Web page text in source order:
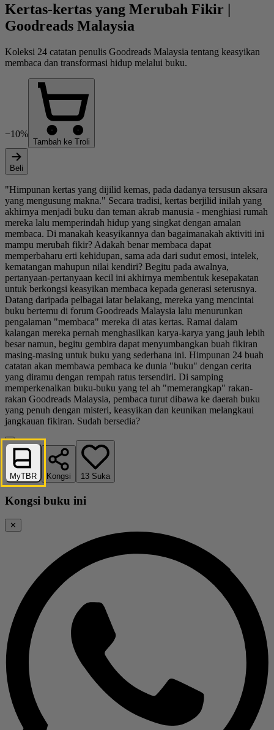
Kertas-kertas yang Merubah Fikir |
Goodreads Malaysia
Koleksi 24 catatan penulis Goodreads Malaysia tentang keasyikan
membaca dan transformasi hidup melalui buku.
−10%
Tambah ke Troli
Beli
"Himpunan kertas yang dijilid kemas, pada dadanya tersusun aksara
yang mengusung makna." Secara tradisi, kertas berjilid inilah yang
akhirnya menjadi buku dan teman akrab manusia - menghiasi rumah
mereka lalu memperindah hidup yang singkat dengan amalan
membaca. Di manakah keasyikannya dan bagaimanakah aktiviti ini
mampu merubah fikir? Adakah benar membaca dapat
memperbaharu erti kehidupan, sama ada dari sudut emosi, intelek,
kematangan mahupun nilai kendiri? Begitu pada awalnya,
pertanyaan-pertanyaan kecil ini akhirnya membentuk kesepakatan
untuk berkongsi keasyikan membaca kepada generasi seterusnya.
Datang daripada pelbagai latar belakang, mereka yang mencintai
buku bertemu di forum Goodreads Malaysia lalu menurunkan
pengalaman "membaca" mereka di atas kertas. Ramai dalam
kalangan mereka pernah menghasilkan karya-karya yang jauh lebih
besar namun, begitu gembira dapat menyumbangkan buah fikiran
masing-masing untuk buku yang sederhana ini. Himpunan 24 buah
catatan akan membawa pembaca ke dunia "buku" dengan cerita
yang diramu dengan rempah ratus tersendiri. Di samping
memperkenalkan buku-buku yang tel ah "memerangkap" rakan-
rakan Goodreads Malaysia, pembaca turut dibawa ke daerah buku
yang penuh dengan misteri, keasyikan dan keunikan melangkaui
jangkauan fikiran. Sudah bersedia?
MyTBR Kongsi 13 Suka
Kongsi buku ini
✕